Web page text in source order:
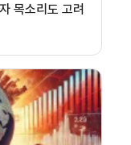
목소리도 고려